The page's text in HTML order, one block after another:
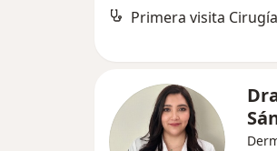
Primera visita